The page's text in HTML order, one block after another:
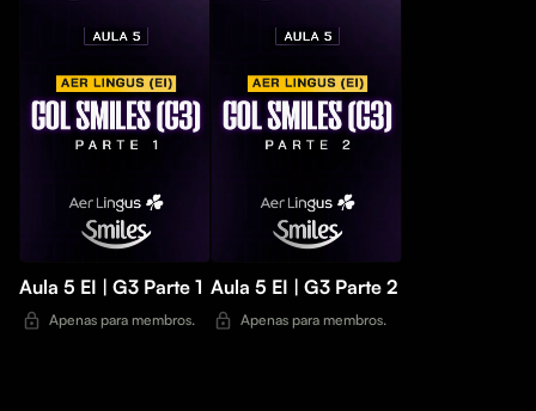
Aula 5 EI | G3 Parte 1
Apenas para membros.
Aula 5 EI | G3 Parte 2
Apenas para membros.